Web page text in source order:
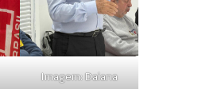
Imagem: Daiana